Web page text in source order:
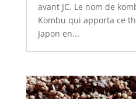
avant JC. Le nom de
Kombu qui apporta ce
Japon en...